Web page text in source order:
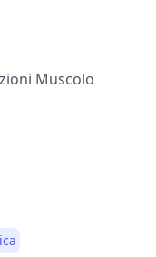
Muscolo